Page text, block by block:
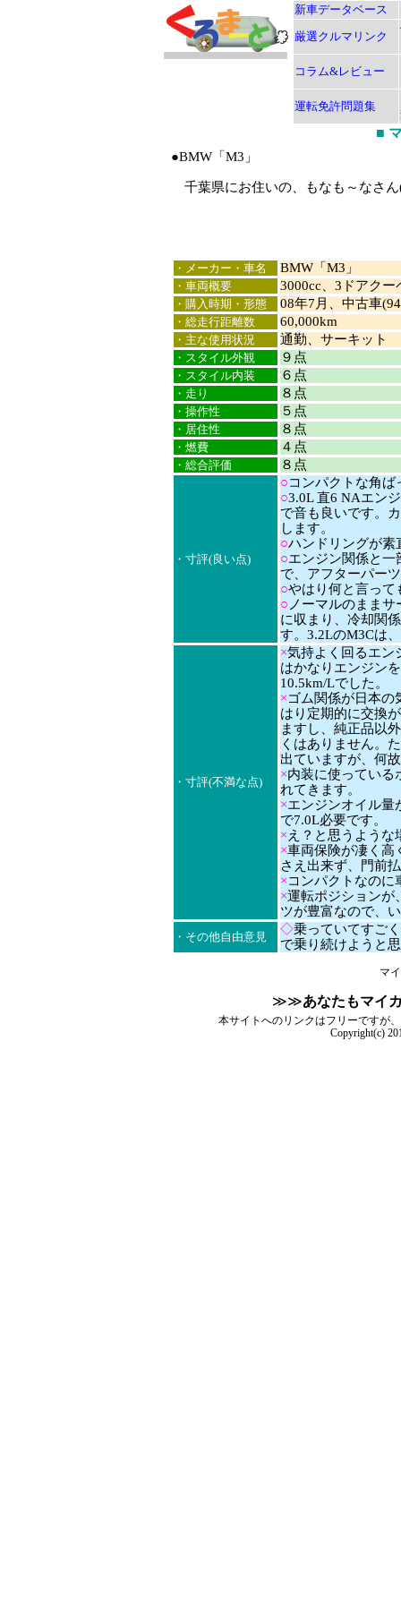
新車データベース
厳選クルマリンク
コラム&レビュー
運転免許問題集
■
●BMW「M3」
千葉県にお住いの、もなも～なさ
・メーカー・車名 BMW「M3」
・車両概要 3000cc、3ドアク
・購入時期・形態 08年7月、中古車
・総走行距離数 60,000km
・主な使用状況 通勤、サーキット
・スタイル外観 ９点
・スタイル内装 ６点
・走り ８点
・操作性 ５点
・居住性 ８点
・燃費 ４点
・総合評価 ８点
・寸評(良い点)
○コンパクトな角ば
○3.0L 直6 NAエン
で音も良いです。
します。
○ハンドリングが素
○エンジン関係と一
で、アフターパー
○やはり何と言って
○ ノーマルのまま
に収まり、冷却関
す。3.2LのM3Cは
・寸評(不満な点)
×気持よく回るエン
はかなりエンジン
10.5km/Lでした。
×ゴム関係が日本の
はり定期的に交換
ますし、純正品以
くはありません。
出ていますが、何
×内装に使っている
れてきます。
×エンジンオイル量
で7.0L必要です。
×え？と思うような
×車両保険が凄く高
さえ出来ず、門前
×コンパクトなのに
×運転ポジションが
ツが豊富なので、
・その他自由意見
◇乗っていてすご
で乗り続けようと
マ
≫≫あなたもマイ
本サイトへのリンクはフリーですが
Copyright(c)